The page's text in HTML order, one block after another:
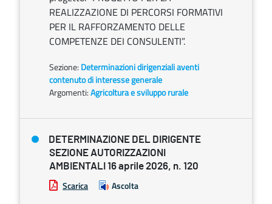
REALIZZAZIONE DI PERCORSI FORMATIVI
PER IL RAFFORZAMENTO DELLE
COMPETENZE DEI CONSULENTI”.
Sezione: Determinazioni dirigenziali aventi
contenuto di interesse generale
Argomenti:Agricoltura e sviluppo rurale
DETERMINAZIONE DEL DIRIGENTE
SEZIONE AUTORIZZAZIONI
AMBIENTALI 16 aprile 2026, n. 120
Scarica Ascolta